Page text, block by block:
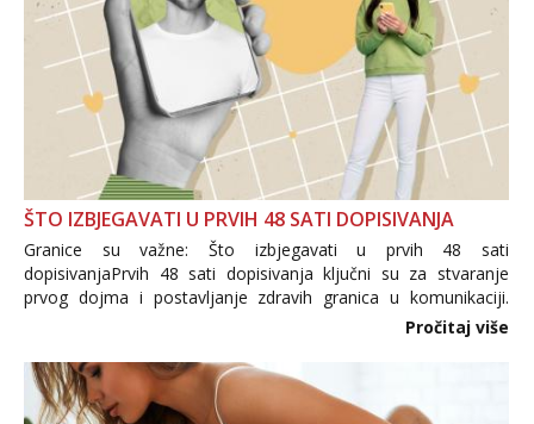
ŠTO IZBJEGAVATI U PRVIH 48 SATI DOPISIVANJA
Granice su važne: Što izbjegavati u prvih 48 sati
dopisivanjaPrvih 48 sati dopisivanja ključni su za stvaranje
prvog dojma i postavljanje zdravih granica u komunikaciji.
Važno je izbjeći prebrzo otkrivanje osobnih ili intimnih
informacija, jer nepoznata osoba još nije zaslužila to
povjerenje. Takođe...
Pročitaj više